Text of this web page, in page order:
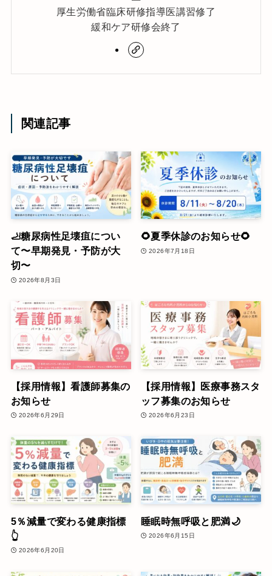
厚生労働省臨床研修指導医講習修了
緩和ケア研修会終了
関連記事
🦶糖尿病性足壊疽につい
て〜早期発見・予防が大
切〜
2026年8月3日
🌻夏季休診のお知らせ🌻
2026年7月18日
【採用情報】看護師募集の
お知らせ
2026年6月29日
【採用情報】医療事務スタ
ッフ募集のお知らせ
2026年6月23日
5％減量で変わる健康指標
👆
2026年6月20日
睡眠時無呼吸と肥満🌙
2026年6月15日